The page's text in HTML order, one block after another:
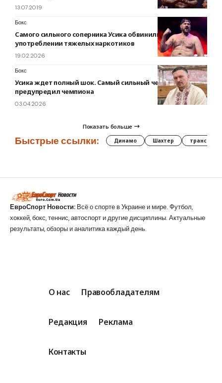
13.07.2019
Бокс
Самого сильного соперника Усика обвинили в
употреблении тяжелых наркотиков
19.02.2026
Бокс
Усика ждет полный шок. Самый сильный человек в мире
предупредил чемпиона
03.04.2026
Показать больше
Быстрые ссылки: Динамо Шахтер трансферы
ЕвроСпорт Новости: Всё о спорте в Украине и мире. Футбол,
хоккей, бокс, теннис, автоспорт и другие дисциплины. Актуальные
результаты, обзоры и аналитика каждый день.
О нас Правообладателям
Редакция Реклама
Контакты